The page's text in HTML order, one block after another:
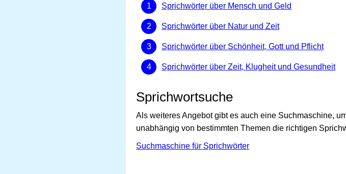
Sprichwörter über Mensch und Geld
Sprichwörter über Natur und Zeit
Sprichwörter über Schönheit, Gott und Pflicht
Sprichwörter über Zeit, Klugheit und Gesundheit
Sprichwortsuche
Als weiteres Angebot gibt es auch eine Suchmaschine,
unabhängig von bestimmten Themen die richtigen
Suchmaschine für Sprichwörter